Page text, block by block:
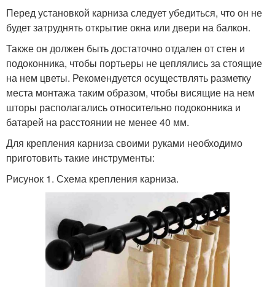
Перед установкой карниза следует убедиться, что он не
будет затруднять открытие окна или двери на балкон.
Также он должен быть достаточно отдален от стен и
подоконника, чтобы портьеры не цеплялись за стоящие
на нем цветы. Рекомендуется осуществлять разметку
места монтажа таким образом, чтобы висящие на нем
шторы располагались относительно подоконника и
батарей на расстоянии не менее 40 мм.
Для крепления карниза своими руками необходимо
приготовить такие инструменты:
Рисунок 1. Схема крепления карниза.